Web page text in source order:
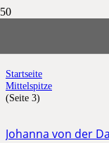
Startseite
Mittelspitze
(Seite 3)
Johanna von der